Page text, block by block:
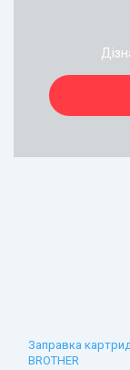
Заправка
BROTHER